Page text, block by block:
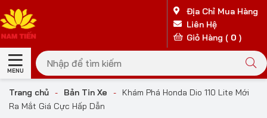
Địa Chỉ Mua Hàng
Liên Hệ
Giỏ Hàng ( 0 )
MENU
Trang chủ - Bản Tin Xe -
Khám Phá Honda Dio 110 Lite Mới
Ra Mắt Giá Cực Hấp Dẫn